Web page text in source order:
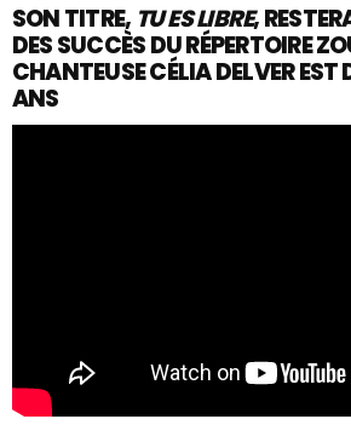
ABOUT US
MUSIC NEWS
CONTACTS
SON TITRE, TU ES LIBRE,
DES SUCCÈS DU RÉPERTOIRE
CHANTEUSE CÉLIA DELVER EST
ANS